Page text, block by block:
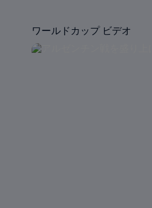
ワールドカップ ビデオ